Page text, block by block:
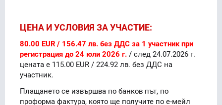
ЦЕНА И УСЛОВИЯ ЗА УЧАСТИЕ:
80.00 EUR / 156.47 лв. без ДДС за 1 участник при
регистрация до 24 юли 2026 г. / след 24.07.2026 г.
цената е 115.00 EUR / 224.92 лв. без ДДС на
участник.
Плащането се извършва по банков път, по
проформа фактура, която ще полу­чи­те по е-мейл